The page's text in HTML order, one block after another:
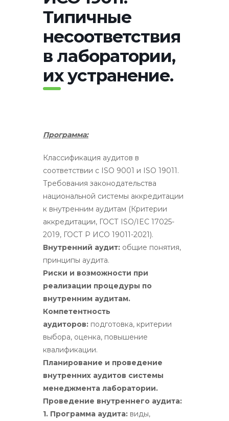
Типичные
несоответствия
в лаборатории,
их устранение.
Программа:
Классификация аудитов в
соответствии с ISO 9001 и ISO 19011.
Требования законодательства
национальной системы аккредитации
к внутренним аудитам (Критерии
аккредитации, ГОСТ ISO/IEC 17025-
2019, ГОСТ Р ИСО 19011-2021).
Внутренний аудит: общие понятия,
принципы аудита.
Риски и возможности при
реализации процедуры по
внутренним аудитам.
Компетентность
аудиторов: подготовка, критерии
выбора, оценка, повышение
квалификации.
Планирование и проведение
внутренних аудитов системы
менеджмента лаборатории.
Проведение внутреннего аудита:
1. Программа аудита: виды,